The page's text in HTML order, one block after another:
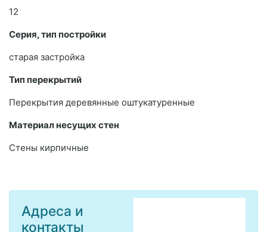
12
Серия, тип постройки
старая застройка
Тип перекрытий
Перекрытия деревянные оштукатуренные
Материал несущих стен
Стены кирпичные
Адреса и
контакты